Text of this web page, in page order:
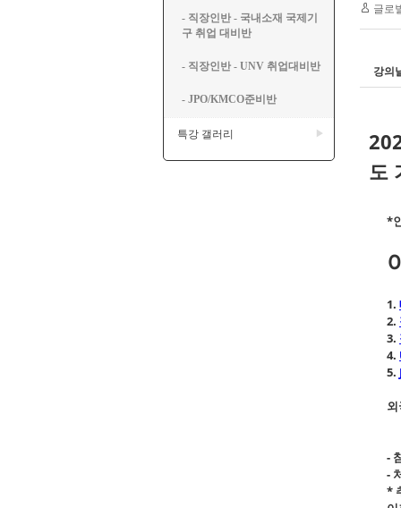
- 직장인반 - 국내소재 국제기
구 취업 대비반
- 직장인반 - UNV 취업대비반
- JPO/KMCO준비반
특강 갤러리 ▶
글로
강의
도
*
1.
2.
3.
4.
5.
-
-
*